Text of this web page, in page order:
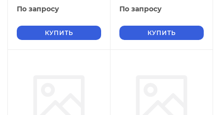
По запросу
КУПИТЬ
По запросу
КУПИТЬ